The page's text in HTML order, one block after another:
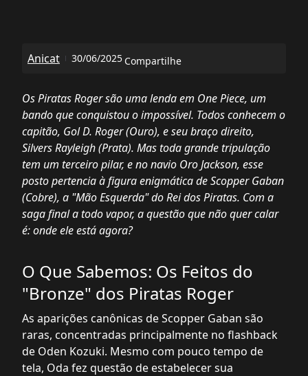
Anicat 30/06/2025 Compartilhe
Os Piratas Roger são uma lenda em One Piece, um
bando que conquistou o impossível. Todos conhecem o
capitão, Gol D. Roger (Ouro), e seu braço direito,
Silvers Rayleigh (Prata). Mas toda grande tripulação
tem um terceiro pilar, e no navio Oro Jackson, esse
posto pertencia à figura enigmática de Scopper Gaban
(Cobre), a "Mão Esquerda" do Rei dos Piratas. Com a
saga final a todo vapor, a questão que não quer calar
é: onde ele está agora?
O Que Sabemos: Os Feitos do
"Bronze" dos Piratas Roger
As aparições canônicas de Scopper Gaban são
raras, concentradas principalmente no flashback
de Oden Kozuki. Mesmo com pouco tempo de
tela, Oda fez questão de estabelecer sua